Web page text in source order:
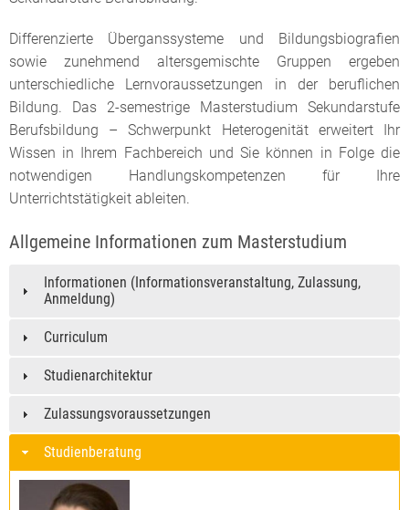
Differenzierte Überganssysteme und Bildungsbiografien
sowie zunehmend altersgemischte Gruppen ergeben
unterschiedliche Lernvoraussetzungen in der beruflichen
Bildung. Das 2-semestrige Masterstudium Sekundarstufe
Berufsbildung – Schwerpunkt Heterogenität erweitert Ihr
Wissen in Ihrem Fachbereich und Sie können in Folge die
notwendigen Handlungskompetenzen für Ihre
Unterrichtstätigkeit ableiten.
Allgemeine Informationen zum Masterstudium
Informationen (Informationsveranstaltung, Zulassung,
Anmeldung)
Curriculum
Studienarchitektur
Zulassungsvoraussetzungen
Studienberatung